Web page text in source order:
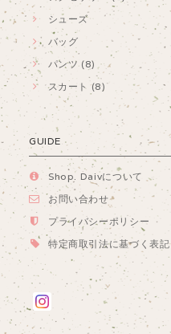
シューズ
バッグ
パンツ (8)
スカート (8)
GUIDE
Shop. Daivについて
お問い合わせ
プライバシーポリシー
特定商取引法に基づく表記